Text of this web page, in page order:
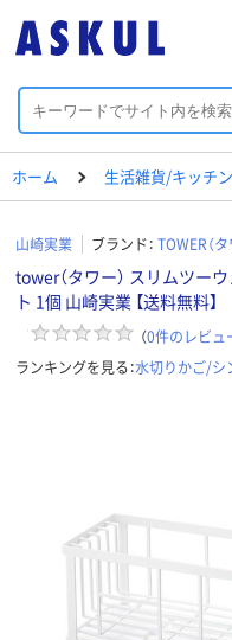
ホーム 生活雑貨/キッチ
山崎実業 ブランド： TOWER（タ
tower（タワー） スリムツー
ト 1個 山崎実業 【送料無料】
（0件のレビュ
ランキングを見る：水切りかご/シ